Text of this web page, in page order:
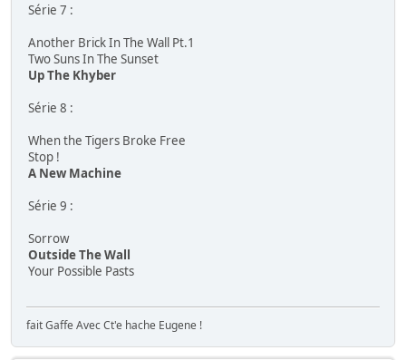
Série 7 :
Another Brick In The Wall Pt.1
Two Suns In The Sunset
Up The Khyber
Série 8 :
When the Tigers Broke Free
Stop !
A New Machine
Série 9 :
Sorrow
Outside The Wall
Your Possible Pasts
fait Gaffe Avec Ct'e hache Eugene !